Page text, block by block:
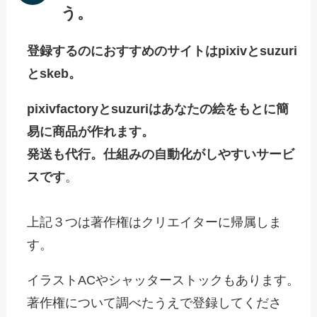
う。
登録するのにおすすめのサイトはpixivとsuzuri
とskeb。
pixivfactoryとsuzuriはあなたの絵をもとに簡
易に商品が作れます。
発送も代行。仕組みの自動化がしやすいサービ
スです。
上記３つは著作権はクリエイターに帰属しま
す。
イラストACやシャッターストックもあります。
著作権について調べたうえで登録してくださ